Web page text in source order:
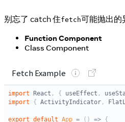
别忘了 catch 住fetch可能抛出的
Function Component
Class Component